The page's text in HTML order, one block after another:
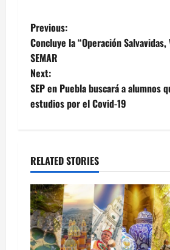
Post
navigation
Previous:
Concluye la “Operación Salvavidas,
SEMAR
Next:
SEP en Puebla buscará a alumnos
estudios por el Covid-19
RELATED STORIES